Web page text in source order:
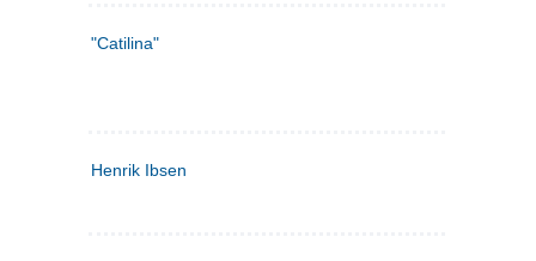
"Catilina"
Henrik Ibsen